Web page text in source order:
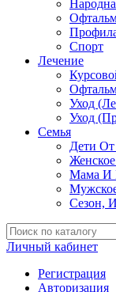
Спорт
Лечение
Уход
Уход
Семья
Дети
Мама И
Сезон,
Личный кабинет
Регистрация
Авторизация